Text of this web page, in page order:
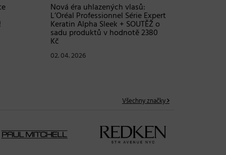
Nová éra uhlazených vlasů:
L’Oréal Professionnel Série Expert
Keratin Alpha Sleek + SOUTĚŽ o
sadu produktů v hodnotě 2380
Kč
02. 04. 2026
Všechny značky